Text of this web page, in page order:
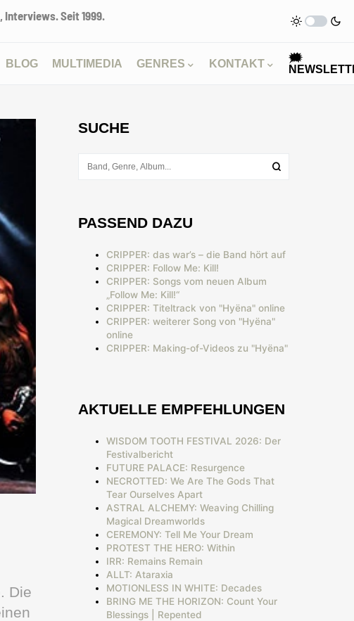
Seit 1999.
BLOG MULTIMEDIA GENRES KONTAKT
🗯
Die
SUCHE
PASSEND DAZU
CRIPPER: das war’s – die Band hört auf
CRIPPER: Follow Me: Kill!
CRIPPER: Songs vom neuen Album
„Follow Me: Kill!“
CRIPPER: Titeltrack von "Hyëna" online
CRIPPER: weiterer Song von "Hyëna"
online
CRIPPER: Making-of-Videos zu "Hyëna"
AKTUELLE EMPFEHLUNGEN
WISDOM TOOTH FESTIVAL 2026: Der
Festivalbericht
FUTURE PALACE: Resurgence
NECROTTED: We Are The Gods That
Tear Ourselves Apart
ASTRAL ALCHEMY: Weaving Chilling
Magical Dreamworlds
CEREMONY: Tell Me Your Dream
PROTEST THE HERO: Within
IRR: Remains Remain
ALLT: Ataraxia
MOTIONLESS IN WHITE: Decades
BRING ME THE HORIZON: Count Your
Blessings | Repented